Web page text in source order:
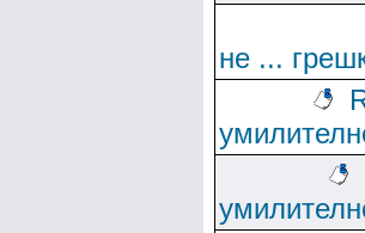
не ...